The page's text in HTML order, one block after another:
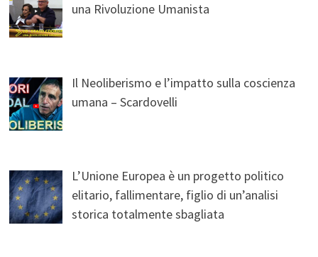
una Rivoluzione Umanista
Il Neoliberismo e l’impatto sulla coscienza
umana – Scardovelli
L’Unione Europea è un progetto politico
elitario, fallimentare, figlio di un’analisi
storica totalmente sbagliata